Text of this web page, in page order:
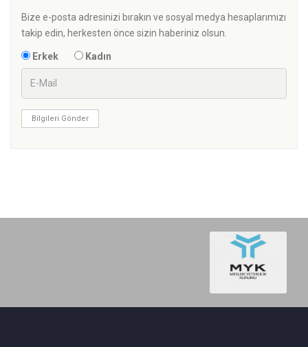
Bize e-posta adresinizi bırakın ve sosyal medya hesaplarımızı
takip edin, herkesten önce sizin haberiniz olsun.
Erkek Kadın
Bilgileri Gönder